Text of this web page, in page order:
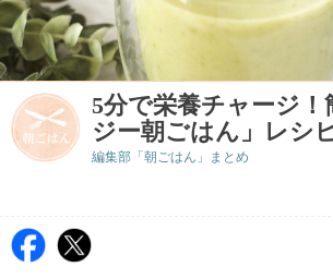
5分で栄養チャージ！
ジー朝ごはん」レシ
編集部「朝ごはん」まとめ